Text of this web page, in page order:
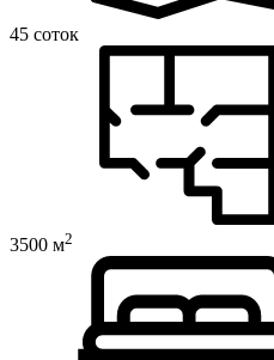
45 соток
3500 м2